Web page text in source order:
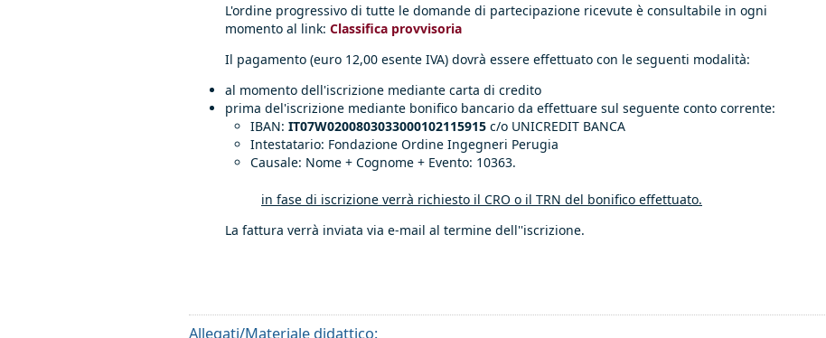
L'ordine progressivo di tutte le domande di partecipazione ricevute è consultabile in ogni
momento al link: Classifica provvisoria
Il pagamento (euro 12,00 esente IVA) dovrà essere effettuato con le seguenti modalità:
al momento dell'iscrizione mediante carta di credito
prima del'iscrizione mediante bonifico bancario da effettuare sul seguente conto corrente:
IBAN: IT07W0200803033000102115915 c/o UNICREDIT BANCA
​Intestatario: Fondazione Ordine Ingegneri Perugia
Causale: Nome + Cognome + Evento: 10363.
in fase di iscrizione verrà richiesto il CRO o il TRN del bonifico effettuato.
La fattura verrà inviata via e-mail al termine dell''iscrizione.
Allegati/Materiale didattico: